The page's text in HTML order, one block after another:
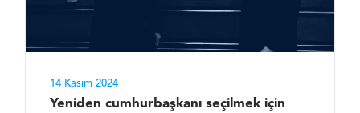
14 Kasım 2024
Yeniden cumhurbaşkanı seçilmek için